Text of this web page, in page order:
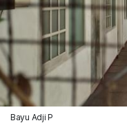
Bayu Adji P